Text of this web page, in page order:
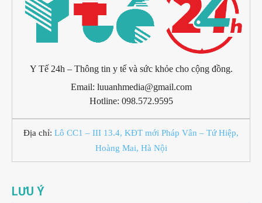
Y Tế 24h – Thông tin y tế và sức khỏe cho cộng đồng.
Email: luuanhmedia@gmail.com
Hotline: 098.572.9595
Địa chỉ: Lô CC1 – III 13.4, KĐT mới Pháp Vân – Tứ Hiệp,
Hoàng Mai, Hà Nội
LƯU Ý